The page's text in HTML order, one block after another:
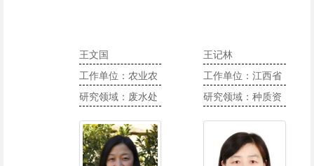
王文国
工作单位：农业农
村部沼气科学研究
所
研究领域：废水处
理与资源化利用
王记林
工作单位：江西省
农业科学院水稻研
究所
研究领域：种质资
源，基因发掘，利